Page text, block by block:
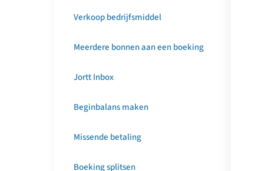
Verkoop bedrijfsmiddel
Meerdere bonnen aan een boeking
Jortt Inbox
Beginbalans maken
Missende betaling
Boeking splitsen